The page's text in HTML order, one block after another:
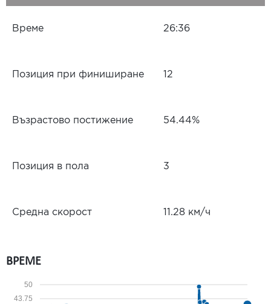
Време 26:36
Позиция при финиширане 12
Възрастово постижение 54.44%
Позиция в пола 3
Средна скорост 11.28 км/ч
ВРЕМЕ
43.75
50